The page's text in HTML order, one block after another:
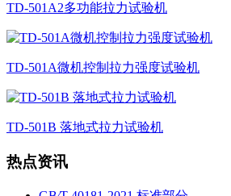
TD-501A2多功能拉力试验机
TD-501A微机控制拉力强度试验机
TD-501B 落地式拉力试验机
热点资讯